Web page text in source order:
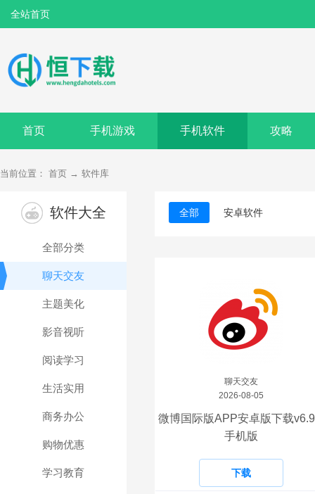
全站首页
首页 手机游戏 手机软件 攻略
当前位置： 首页 → 软件库
软件大全
全部分类
聊天交友
主题美化
影音视听
阅读学习
生活实用
商务办公
购物优惠
学习教育
全部 安卓软件
聊天交友
2026-08-05
微博国际版APP安卓版下载
手机版
下载